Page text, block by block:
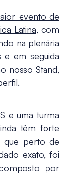
evento de
Latina, com
na plenária
e em seguida
nosso Stand,
e uma turma
têm forte
que perto de
exato, foi
por